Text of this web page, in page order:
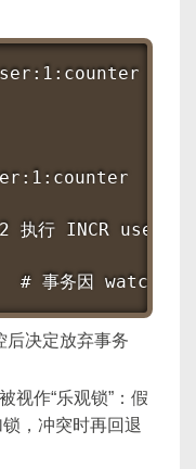
执行 INCR
因 watched key
后决定放弃事务
视作“乐观锁”：假
，冲突时再回退